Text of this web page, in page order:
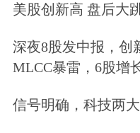
美股创新高 盘后大
深夜8股发中报，创
MLCC暴雷，6股增
信号明确，科技两